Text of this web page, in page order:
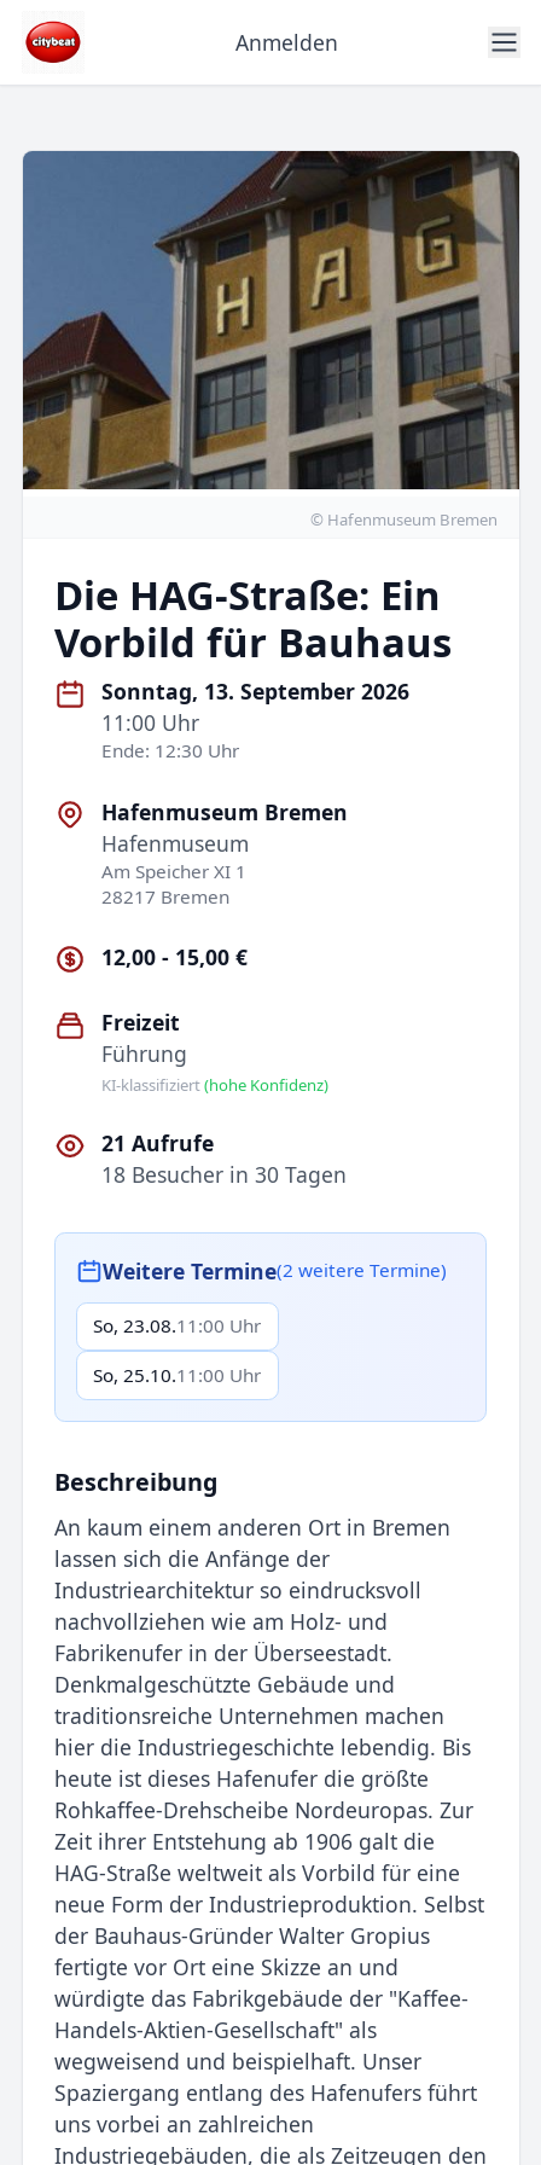
Anmelden
© Hafenmuseum Bremen
Die HAG-Straße: Ein
Vorbild für Bauhaus
Sonntag, 13. September 2026
11:00 Uhr
Ende: 12:30 Uhr
Hafenmuseum Bremen
Hafenmuseum
Am Speicher XI 1
28217 Bremen
12,00 - 15,00 €
Freizeit
Führung
KI-klassifiziert(hohe Konfidenz)
21 Aufrufe
18 Besucher in 30 Tagen
Weitere Termine(2 weitere Termine)
So, 23.08.11:00 Uhr
So, 25.10.11:00 Uhr
Beschreibung
An kaum einem anderen Ort in Bremen
lassen sich die Anfänge der
Industriearchitektur so eindrucksvoll
nachvollziehen wie am Holz- und
Fabrikenufer in der Überseestadt.
Denkmalgeschützte Gebäude und
traditionsreiche Unternehmen machen
hier die Industriegeschichte lebendig. Bis
heute ist dieses Hafenufer die größte
Rohkaffee-Drehscheibe Nordeuropas. Zur
Zeit ihrer Entstehung ab 1906 galt die
HAG-Straße weltweit als Vorbild für eine
neue Form der Industrieproduktion. Selbst
der Bauhaus-Gründer Walter Gropius
fertigte vor Ort eine Skizze an und
würdigte das Fabrikgebäude der "Kaffee-
Handels-Aktien-Gesellschaft" als
wegweisend und beispielhaft. Unser
Spaziergang entlang des Hafenufers führt
uns vorbei an zahlreichen
Industriegebäuden, die als Zeitzeugen den